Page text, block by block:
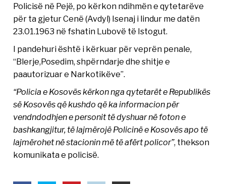
Policisë në Pejë, po kërkon ndihmën e qytetarëve
për ta gjetur Cenë (Avdyl) Isenaj i lindur me datën
23.01.1963 në fshatin Lubovë të Istogut.
I pandehuri është i kërkuar për veprёn penale,
“Blerje,Posedim, shpërndarje dhe shitje e
paautorizuar e Narkotikëve”.
“Policia e Kosovës kërkon nga qytetarët e Republikës
së Kosovës që kushdo që ka informacion për
vendndodhjen e personit të dyshuar në foton e
bashkangjitur, të lajmërojë Policinë e Kosovës apo të
lajmërohet në stacionin më të afërt policor”, thekson
komunikata e policisë.